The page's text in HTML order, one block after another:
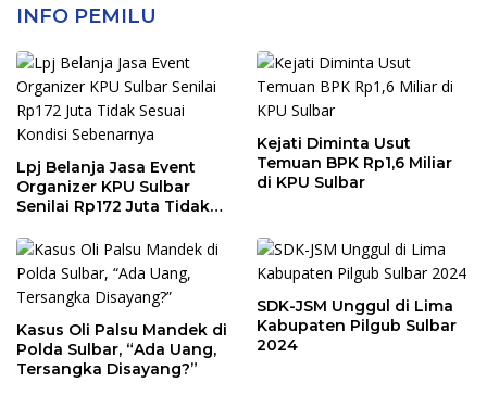
INFO PEMILU
Lpj Belanja Jasa Event
Organizer KPU Sulbar
Senilai Rp172 Juta Tidak
Sebenarnya
Kejati Diminta Usut
Temuan BPK Rp1,6 Miliar
di KPU Sulbar
Kasus Oli Palsu Mandek di
Polda Sulbar, “Ada Uang,
Tersangka Disayang?”
SDK-JSM Unggul di Lima
Kabupaten Pilgub Sulbar
2024